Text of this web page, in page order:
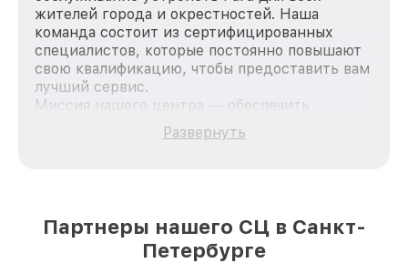
жителей города и окрестностей. Наша
команда состоит из сертифицированных
специалистов, которые постоянно повышают
свою квалификацию, чтобы предоставить вам
лучший сервис.
Миссия нашего центра — обеспечить
качественный и доступный ремонт для
каждого пользователя продукции Pard, вне
лучшим сервисным центром Pard в городе
Санкт-Петербурге, постоянно повышая
Развернуть
Партнеры нашего СЦ в Санкт-
Петербурге